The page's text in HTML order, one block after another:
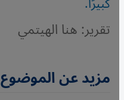
تقرير: هنا الهيتمي
مزيد عن الموضوع